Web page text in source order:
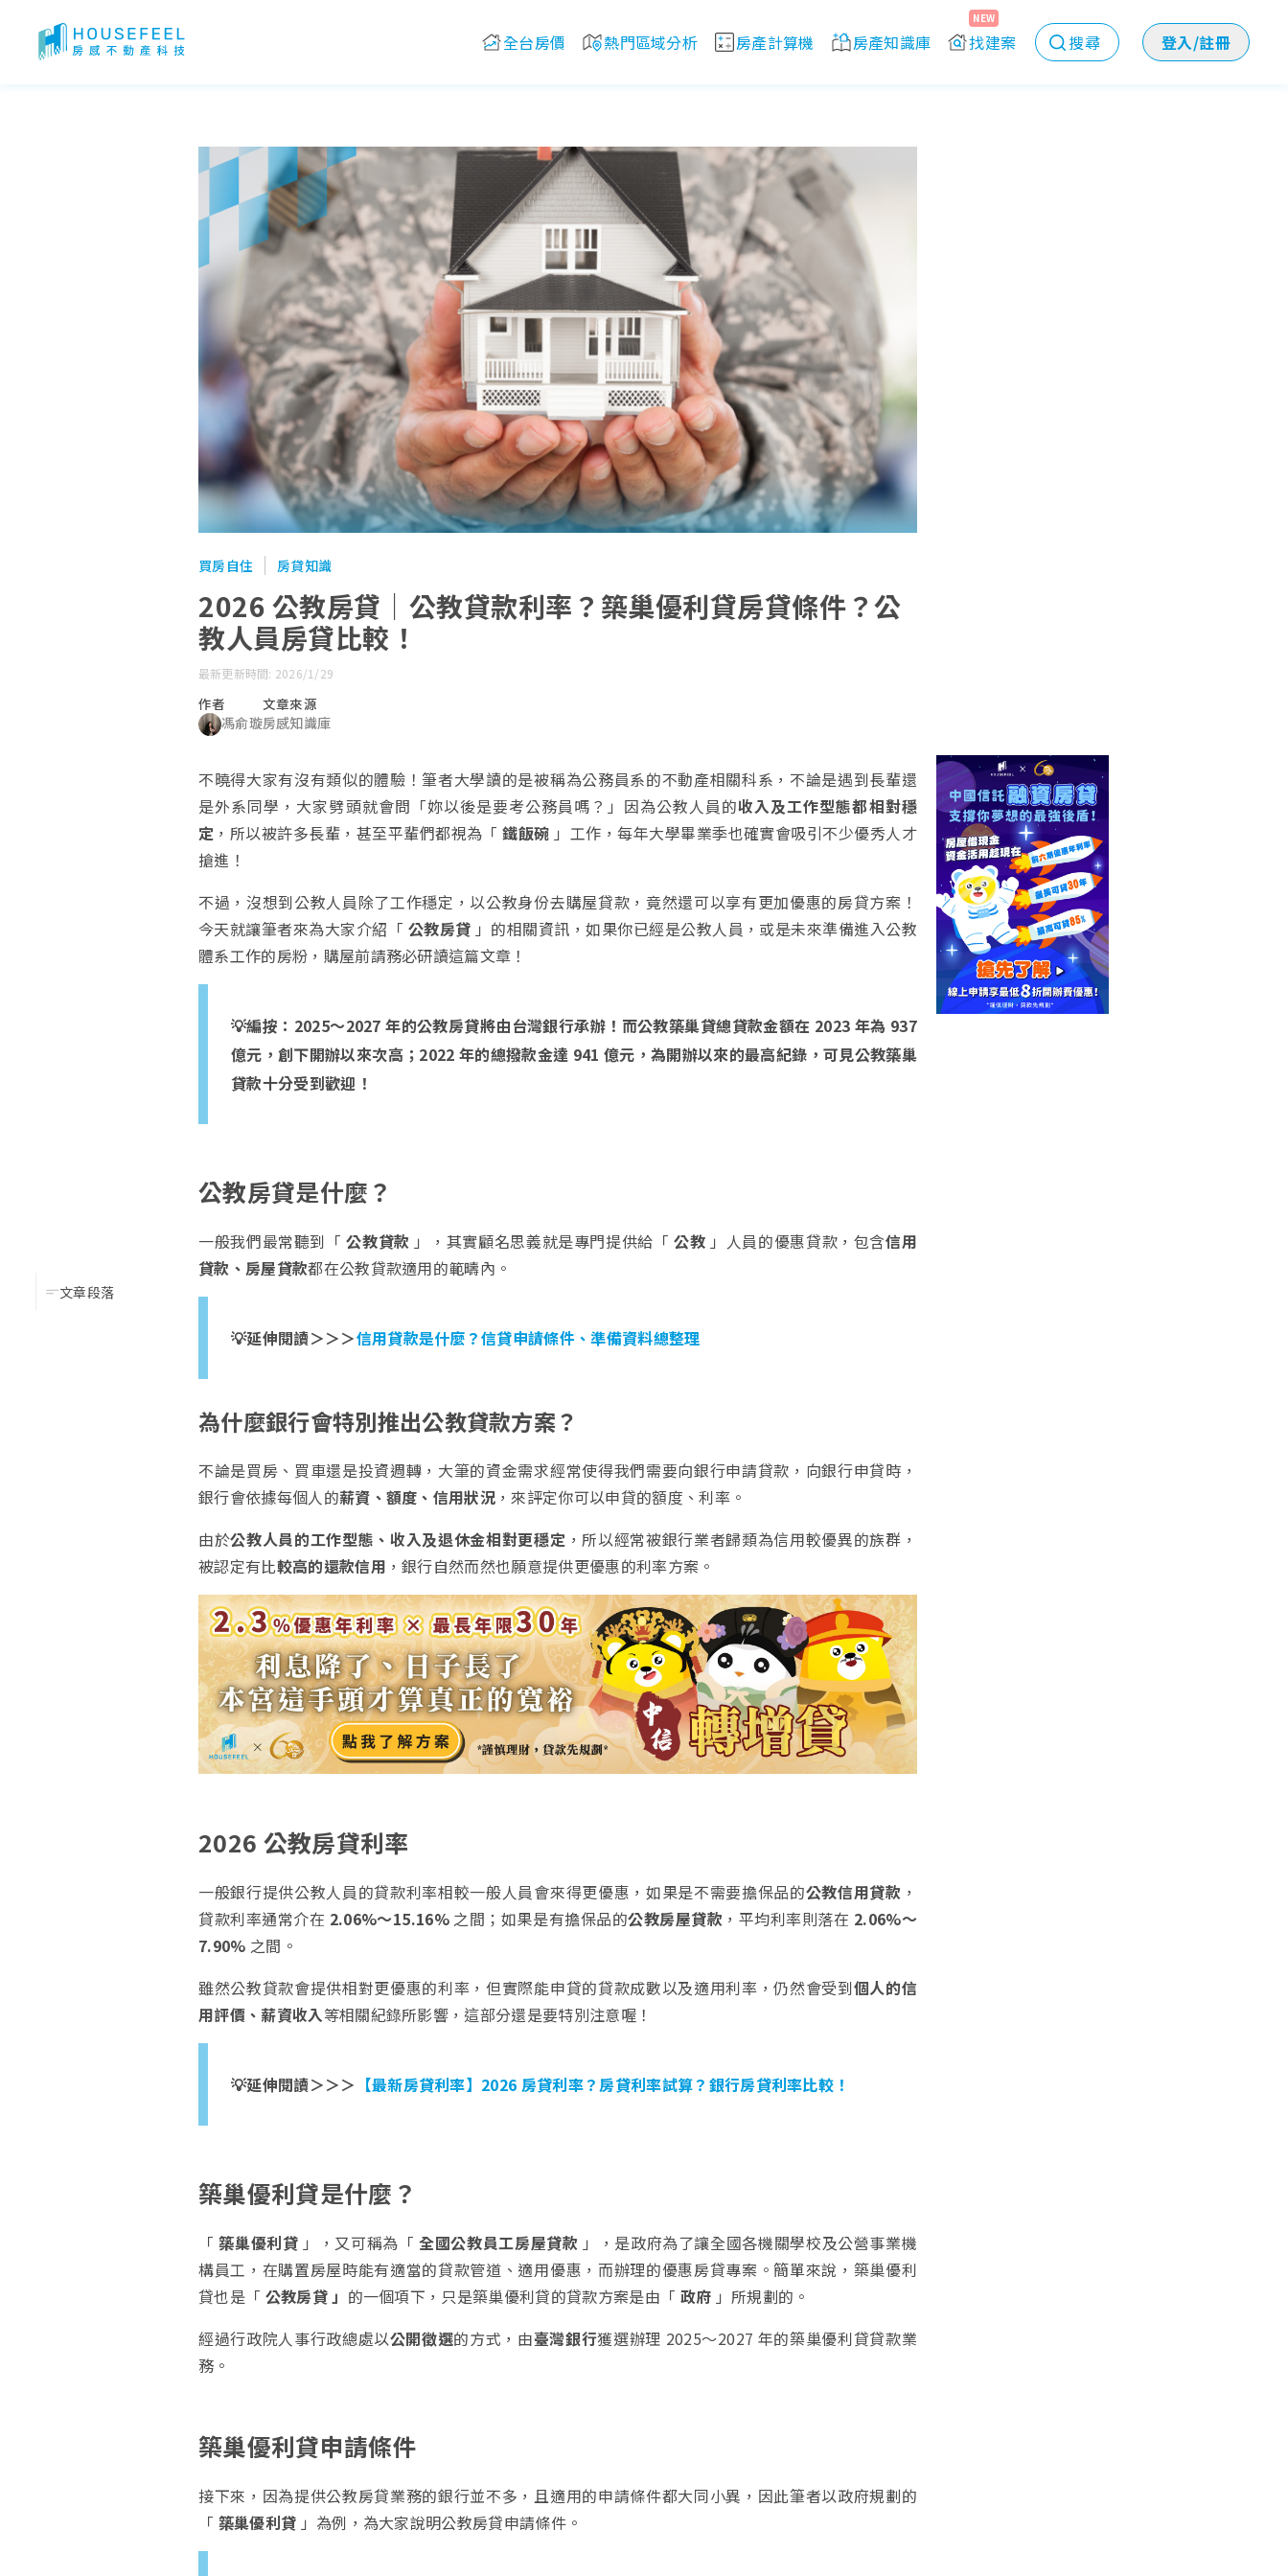
全台房價 熱門區域分析 房產計算機 房產知識庫 找建案
NEW
搜尋 登入/註冊
買房自住 房貸知識
2026 公教房貸｜公教貸款利率？築巢優利貸房貸條件？公
教人員房貸比較！
最新更新時間: 2026/1/29
作者
馮俞璇
文章來源
房感知識庫
文章段落
不曉得大家有沒有類似的體驗！筆者大學讀的是被稱為公務員系的不動產相關科系，不論是遇到長輩還
是外系同學，大家劈頭就會問「妳以後是要考公務員嗎？」因為公教人員的收入及工作型態都相對穩
定 ，所以被許多長輩，甚至平輩們都視為「鐵飯碗 」工作，每年大學畢業季也確實會吸引不少優秀人才
搶進！
不過，沒想到公教人員除了工作穩定，以公教身份去購屋貸款，竟然還可以享有更加優惠的房貸方案！
今天就讓筆者來為大家介紹「 公教房貸 」的相關資訊，如果你已經是公教人員，或是未來準備進入公教
體系工作的房粉，購屋前請務必研讀這篇文章！
💡編按：2025～2027 年的公教房貸將由台灣銀行承辦！而公教築巢貸總貸款金額在 2023 年為 937
億元，創下開辦以來次高；2022 年的總撥款金達 941 億元，為開辦以來的最高紀錄，可見公教築巢
貸款十分受到歡迎！
公教房貸是什麼？
一般我們最常聽到「 公教貸款 」，其實顧名思義就是專門提供給「 公教 」人員的優惠貸款，包含信用
貸款、房屋貸款都在公教貸款適用的範疇內。
💡延伸閱讀＞＞＞信用貸款是什麼？信貸申請條件、準備資料總整理
為什麼銀行會特別推出公教貸款方案？
不論是買房、買車還是投資週轉，大筆的資金需求經常使得我們需要向銀行申請貸款，向銀行申貸時，
銀行會依據每個人的薪資、額度、信用狀況 ，來評定你可以申貸的額度、利率。
由於公教人員的工作型態、收入及退休金相對更穩定 ，所以經常被銀行業者歸類為信用較優異的族群，
被認定有比較高的還款信用 ，銀行自然而然也願意提供更優惠的利率方案。
2026 公教房貸利率
一般銀行提供公教人員的貸款利率相較一般人員會來得更優惠，如果是不需要擔保品的公教信用貸款 ，
貸款利率通常介在 2.06%～15.16%之間；如果是有擔保品的公教房屋貸款 ，平均利率則落在 2.06%～
7.90% 之間。
雖然公教貸款會提供相對更優惠的利率，但實際能申貸的貸款成數以及適用利率，仍然會受到個人的信
用評價、薪資收入等相關紀錄所影響，這部分還是要特別注意喔！
💡延伸閱讀＞＞＞ 【最新房貸利率】2026 房貸利率？房貸利率試算？銀行房貸利率比較！
築巢優利貸是什麼？
「 築巢優利貸 」，又可稱為「 全國公教員工房屋貸款 」，是政府為了讓全國各機關學校及公營事業機
構員工，在購置房屋時能有適當的貸款管道、適用優惠，而辦理的優惠房貸專案。簡單來說，築巢優利
貸也是「 公教房貸 」 的一個項下，只是築巢優利貸的貸款方案是由「 政府 」所規劃的。
經過行政院人事行政總處以公開徵選的方式，由臺灣銀行獲選辦理 2025～2027 年的築巢優利貸貸款業
務。
築巢優利貸申請條件
接下來，因為提供公教房貸業務的銀行並不多，且適用的申請條件都大同小異，因此筆者以政府規劃的
「 築巢優利貸 」為例，為大家說明公教房貸申請條件。